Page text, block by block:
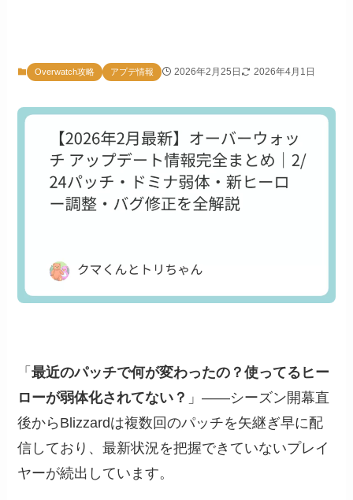
Overwatch攻略 アプデ情報 2026年2月25日 2026年4月1日
「最近のパッチで何が変わったの？使ってるヒー
ローが弱体化されてない？ 」——シーズン開幕直
後からBlizzardは複数回のパッチを矢継ぎ早に配
信しており、最新状況を把握できていないプレイ
ヤーが続出しています。